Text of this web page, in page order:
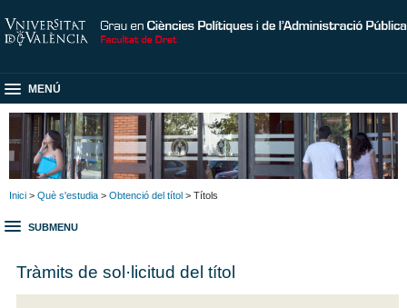
MENÚ
Inici > Què s'estudia > Obtenció del títol > Títols
SUBMENU
Tràmits de sol·licitud del títol